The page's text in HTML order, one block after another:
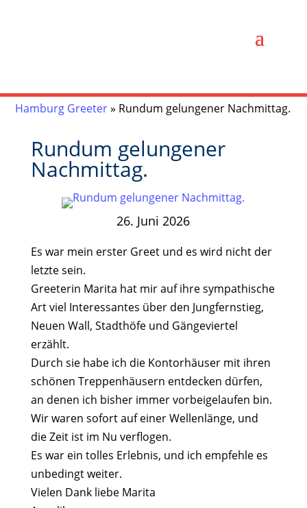
Hamburg Greeter» Rundum gelungener Nachmittag.
Rundum gelungener
Nachmittag.
26. Juni 2026
Es war mein erster Greet und es wird nicht der
letzte sein.
Greeterin Marita hat mir auf ihre sympathische
Art viel Interessantes über den Jungfernstieg,
Neuen Wall, Stadthöfe und Gängeviertel
erzählt.
Durch sie habe ich die Kontorhäuser mit ihren
schönen Treppenhäusern entdecken dürfen,
an denen ich bisher immer vorbeigelaufen bin.
Wir waren sofort auf einer Wellenlänge, und
die Zeit ist im Nu verflogen.
Es war ein tolles Erlebnis, und ich empfehle es
unbedingt weiter.
Vielen Dank liebe Marita